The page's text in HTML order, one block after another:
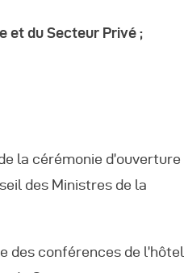
et du Secteur Privé ;
la cérémonie d’ouverture
des Ministres de la
des conférences de l’hôtel